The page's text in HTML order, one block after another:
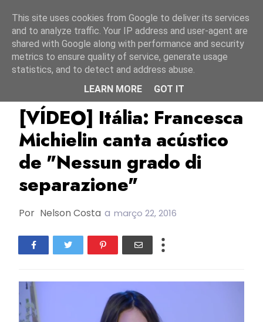
Francesca Michielin
[VÍDEO] Itália: Francesca
Michielin canta acústico
de "Nessun grado di
separazione"
Por Nelson Costa a março 22, 2016
This site uses cookies from Google to deliver its services
and to analyze traffic. Your IP address and user-agent are
shared with Google along with performance and security
metrics to ensure quality of service, generate usage
statistics, and to detect and address abuse.
LEARN MORE
GOT IT